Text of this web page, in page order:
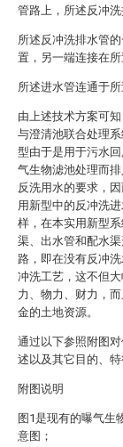
管路上，所述反冲洗
所述反冲洗排水管
置，另一端连接在所
所述进水管连通于所
由上述技术方案可
与澄清池联合处理
型由于是用于污水
气生物滤池处理而
反洗用水的要求，
用新型中的反冲洗
样，在本实用新型
渠、出水管和配水
路，即在没有反冲
冲洗工艺，这不但
力、物力、财力，
金的土地资源。
通过以下参照附图
述以及其它目的、特
附图说明
图1是现有的曝气生
意图；